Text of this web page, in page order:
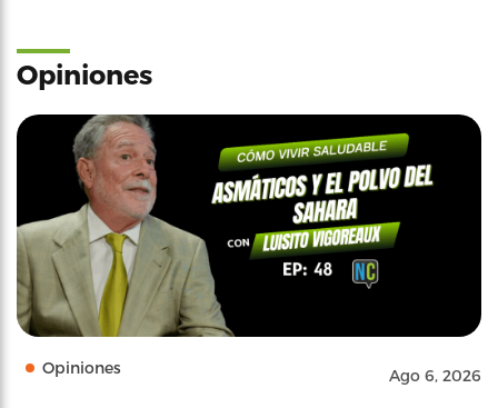
Opiniones
Opiniones Ago 6, 2026